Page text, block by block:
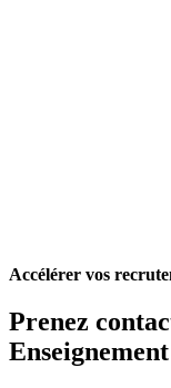
Accélérer vos
Prenez